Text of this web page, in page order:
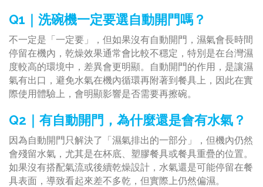
Q1｜洗碗機一定要選自動開門嗎？
不一定是「一定要」，但如果沒有自動開門，濕氣會長時間
停留在機內，乾燥效果通常會比較不穩定，特別是在台灣濕
度較高的環境中，差異會更明顯。自動開門的作用，是讓濕
氣有出口，避免水氣在機內循環再附著到餐具上，因此在實
際使用體驗上，會明顯影響是否需要再擦碗。
Q2｜有自動開門，為什麼還是會有水氣？
因為自動開門只解決了「濕氣排出的一部分」，但機內仍然
會殘留水氣，尤其是在杯底、塑膠餐具或餐具重疊的位置。
如果沒有搭配氣流或後續乾燥設計，水氣還是可能停留在餐
具表面，導致看起來差不多乾，但實際上仍然偏濕。